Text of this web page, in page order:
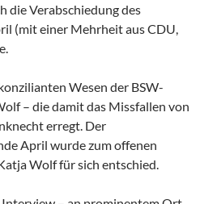
die Verabschiedung des
(mit einer Mehrheit aus CDU,
Wesen der BSW-
– die damit das Missfallen von
erregt. Der
April wurde zum offenen
Wolf für sich entschied.